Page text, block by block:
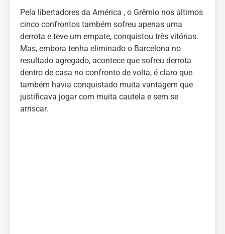
Pela libertadores da América , o Grêmio nos últimos
cinco confrontos também sofreu apenas uma
derrota e teve um empate, conquistou três vitórias.
Mas, embora tenha eliminado o Barcelona no
resultado agregado, acontece que sofreu derrota
dentro de casa no confronto de volta, é claro que
também havia conquistado muita vantagem que
justificava jogar com muita cautela e sem se
arriscar.